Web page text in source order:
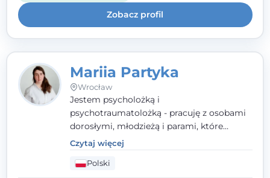
Zobacz profil
Mariia Partyka
Wrocław
Jestem psycholożką i
psychotraumatolożką - pracuję z osobami
dorosłymi, młodzieżą i parami, które
doświadczają kryzysów psychicznych,
traumy, stanów lękowych i trudności
relacyjnych. W pracy kieruję się
Czytaj więcej
Polski